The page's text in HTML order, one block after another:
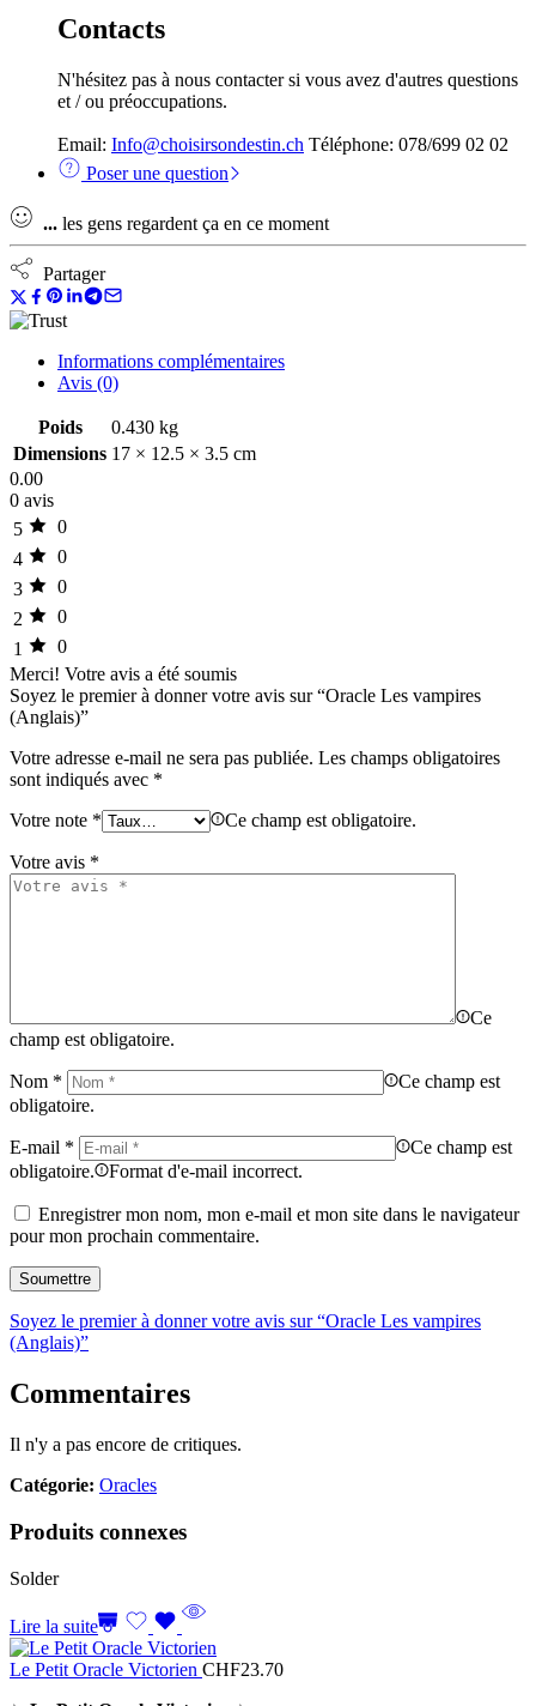
Contacts
N'hésitez pas à nous contacter si vous avez d'autres questions
et / ou préoccupations.
Email: Info@choisirsondestin.ch Téléphone: 078/699 02 02
Poser une question
... les gens regardent ça en ce moment
Partager
Informations complémentaires
Avis (0)
Poids
0.430 kg
Dimensions 17 × 12.5 × 3.5 cm
0.00
0 avis
5
0
4
0
3
0
2
0
1
0
Merci! Votre avis a été soumis
Soyez le premier à donner votre avis sur “Oracle Les vampires
(Anglais)”
Votre adresse e-mail ne sera pas publiée. Les champs obligatoires
sont indiqués avec *
Votre note * Ce champ est obligatoire.
Votre avis *
Ce
champ est obligatoire.
Nom *
Ce champ est
obligatoire.
E-mail *
Ce champ est
obligatoire.
Format d'e-mail incorrect.
Enregistrer mon nom, mon e-mail et mon site dans le navigateur
pour mon prochain commentaire.
Soyez le premier à donner votre avis sur “Oracle Les vampires
(Anglais)”
Commentaires
Il n'y a pas encore de critiques.
Catégorie: Oracles
Produits connexes
Solder
Lire la suite
Le Petit Oracle Victorien CHF23.70